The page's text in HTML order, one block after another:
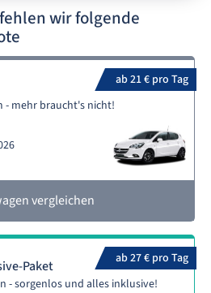
wir folgende
ab 21 € pro Tag
- mehr braucht's nicht!
vergleichen
ab 27 € pro Tag
Paket
- sorgenlos und alles inklusive!